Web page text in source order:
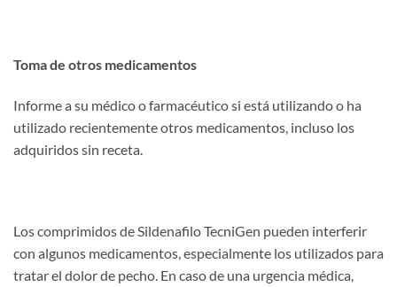
Toma de otros medicamentos
Informe a su médico o farmacéutico si está utilizando o ha
utilizado recientemente otros medicamentos, incluso los
adquiridos sin receta.
Los comprimidos de Sildenafilo TecniGen pueden interferir
con algunos medicamentos, especialmente los utilizados para
tratar el dolor de pecho. En caso de una urgencia médica,